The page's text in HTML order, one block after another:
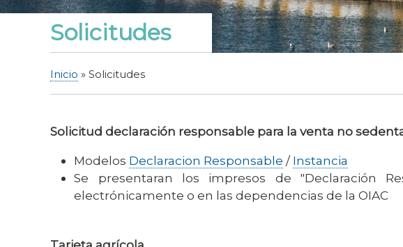
Solicitudes
ayuda
navegación
Inicio Solicitudes
Solicitud declaración responsable para la venta no
Modelos Declaracion Responsable /Instancia
Se presentaran los impresos de "Declaración
electrónicamente o en las dependencias de la OIAC